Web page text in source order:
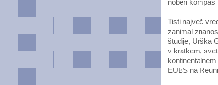
noben kompas
Tisti največ
zanimal
študije, Urška
v kratkem,
EUBS na